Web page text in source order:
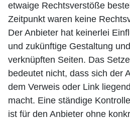
etwaige Rechtsverstöße
Zeitpunkt waren keine
Der Anbieter hat keinerlei
und zukünftige Gestaltung
verknüpften Seiten. Das
bedeutet nicht, dass sich der
dem Verweis oder Link
macht. Eine ständige
ist für den Anbieter ohne